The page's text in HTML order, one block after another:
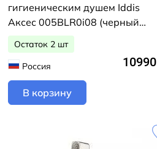
гигиеническим душем Iddis
Аксес 005BLR0i08 (черный
матовый)
Остаток 2 шт
Россия
10990
В корзину